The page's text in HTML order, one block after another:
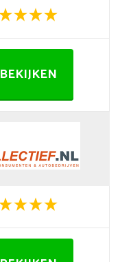
BEKIJKEN